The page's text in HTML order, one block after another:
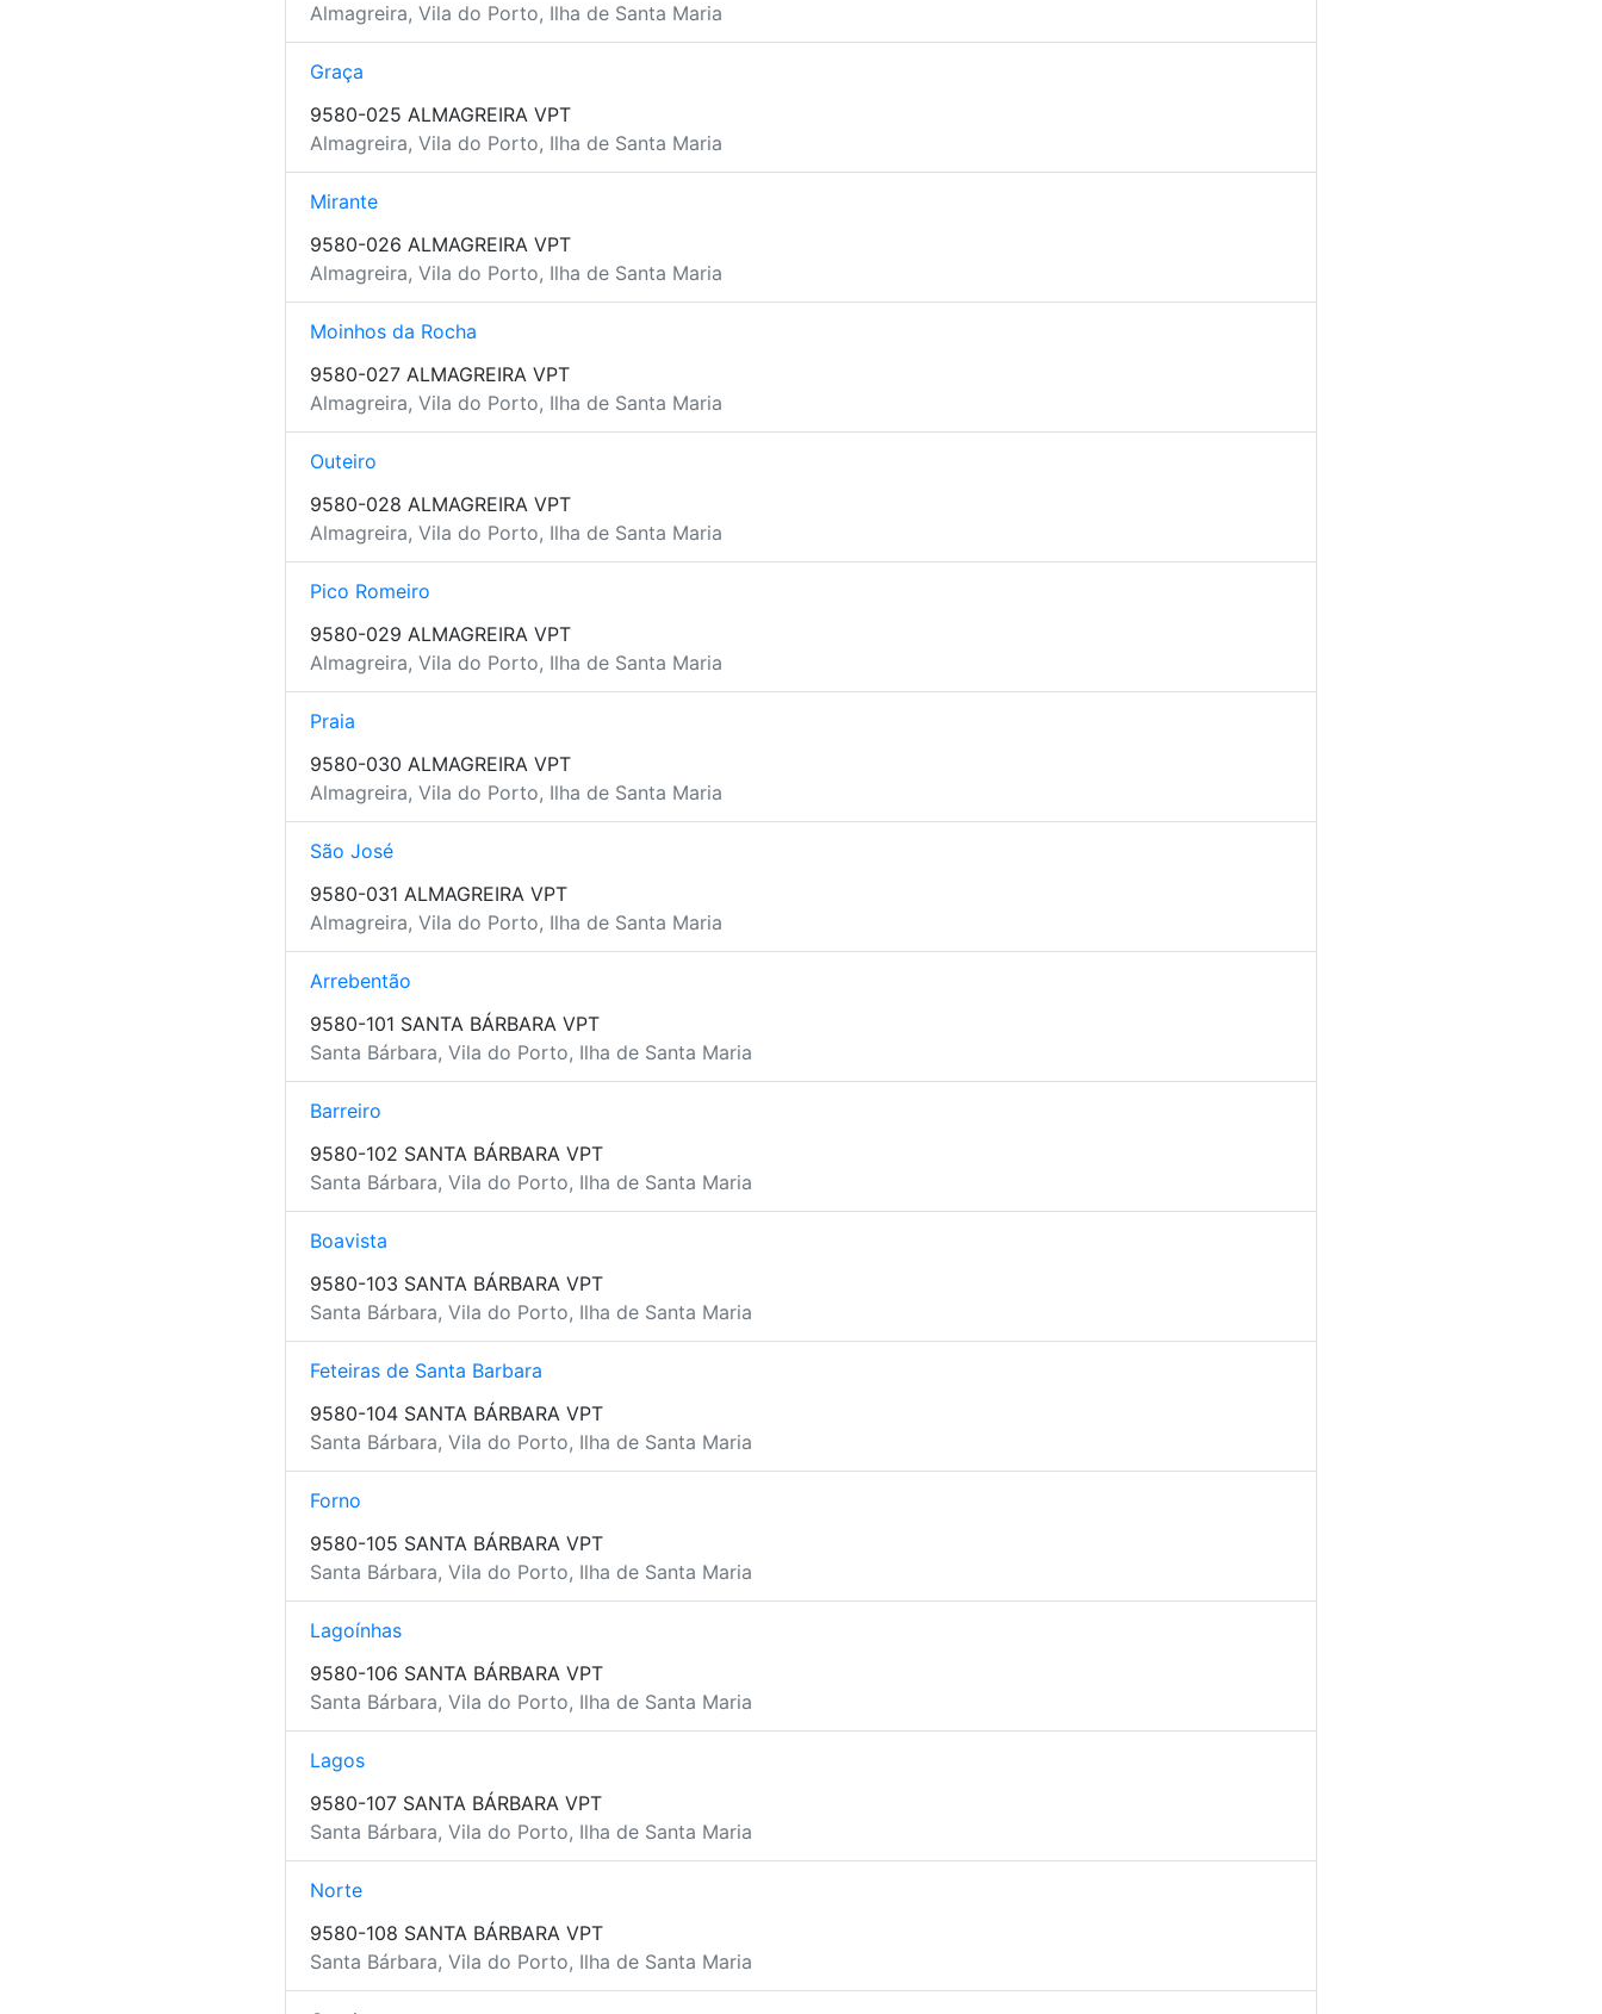
Almagreira, Vila do Porto, Ilha de Santa Maria
Graça
9580-025 ALMAGREIRA VPT
Almagreira, Vila do Porto, Ilha de Santa Maria
Mirante
9580-026 ALMAGREIRA VPT
Almagreira, Vila do Porto, Ilha de Santa Maria
Moinhos da Rocha
9580-027 ALMAGREIRA VPT
Almagreira, Vila do Porto, Ilha de Santa Maria
Outeiro
9580-028 ALMAGREIRA VPT
Almagreira, Vila do Porto, Ilha de Santa Maria
Pico Romeiro
9580-029 ALMAGREIRA VPT
Almagreira, Vila do Porto, Ilha de Santa Maria
Praia
9580-030 ALMAGREIRA VPT
Almagreira, Vila do Porto, Ilha de Santa Maria
São José
9580-031 ALMAGREIRA VPT
Almagreira, Vila do Porto, Ilha de Santa Maria
Arrebentão
9580-101 SANTA BÁRBARA VPT
Santa Bárbara, Vila do Porto, Ilha de Santa Maria
Barreiro
9580-102 SANTA BÁRBARA VPT
Santa Bárbara, Vila do Porto, Ilha de Santa Maria
Boavista
9580-103 SANTA BÁRBARA VPT
Santa Bárbara, Vila do Porto, Ilha de Santa Maria
Feteiras de Santa Barbara
9580-104 SANTA BÁRBARA VPT
Santa Bárbara, Vila do Porto, Ilha de Santa Maria
Forno
9580-105 SANTA BÁRBARA VPT
Santa Bárbara, Vila do Porto, Ilha de Santa Maria
Lagoínhas
9580-106 SANTA BÁRBARA VPT
Santa Bárbara, Vila do Porto, Ilha de Santa Maria
Lagos
9580-107 SANTA BÁRBARA VPT
Santa Bárbara, Vila do Porto, Ilha de Santa Maria
Norte
9580-108 SANTA BÁRBARA VPT
Santa Bárbara, Vila do Porto, Ilha de Santa Maria